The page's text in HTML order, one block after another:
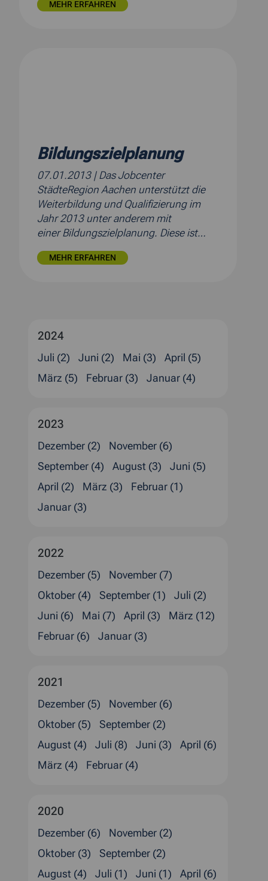
MEHR ERFAHREN
Bildungszielplanung
07.01.2013 | Das Jobcenter
StädteRegion Aachen unterstützt die
Weiterbildung und Qualifizierung im
Jahr 2013 unter anderem mit
einer Bildungszielplanung. Diese ist…
MEHR ERFAHREN
2024
Juli (2) Juni (2) Mai (3)
April (5)
März (5)
Februar (3) Januar (4)
2023
Dezember (2)
November (6)
September (4)
August (3)
Juni (5)
April (2)
März (3)
Februar (1)
Januar (3)
2022
Dezember (5)
November (7)
Oktober (4)
September (1)
Juli (2)
Juni (6)
Mai (7) April (3)
März (12)
Februar (6)
Januar (3)
2021
Dezember (5)
November (6)
Oktober (5)
September (2)
August (4)
Juli (8) Juni (3)
April (6)
März (4)
Februar (4)
2020
Dezember (6)
November (2)
Oktober (3)
September (2)
August (4)
Juli (1) Juni (1)
April (6)